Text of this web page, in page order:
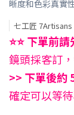
晰度和色彩真實
七工匠 7Artisans
⭐⭐ 下單前請
鏡頭採客訂
>> 下單後約
確定可以等